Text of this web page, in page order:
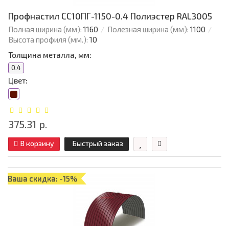
Профнастил СС10ПГ-1150-0.4 Полиэстер RAL3005
Полная ширина (мм): 1160 Полезная ширина (мм): 1100
Высота профиля (мм.): 10
Толщина металла, мм:
0.4
Цвет:
375.31 р.
В корзину Быстрый заказ
Ваша скидка: -15%